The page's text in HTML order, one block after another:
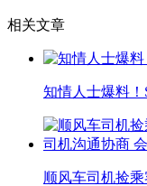
相关文章
知情人士爆料
顺风车司机捡